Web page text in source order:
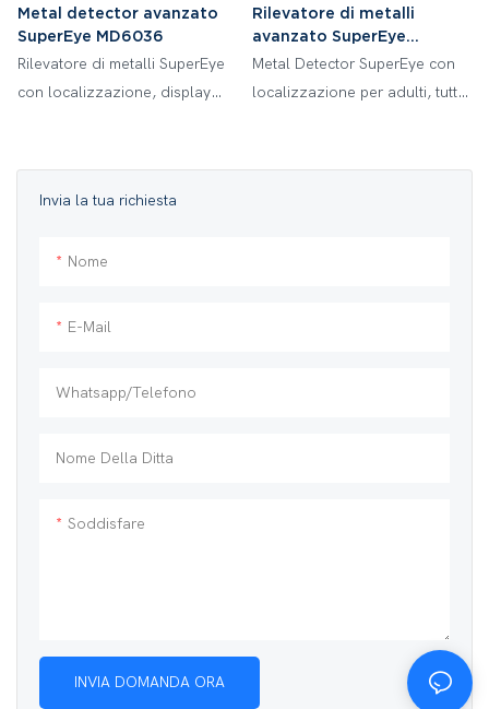
Invia la tua richiesta
Nome
E-Mail
Whatsapp/telefono
Nome Della Ditta
Soddisfare
INVIA DOMANDA ORA
Metal detector avanzato
SuperEye MD6036
Rilevatore di metalli SuperEye
con localizzazione, display
impermeabile da 10" per
Rilevatore di metalli
avanzato SuperEye
MD6008A
Metal Detector SuperEye con
localizzazione per adulti, tutti i